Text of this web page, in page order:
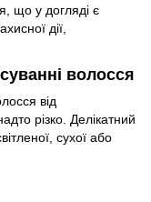
що у догляді є
дії,
волосся
від
різко. Делікатний
сухої або